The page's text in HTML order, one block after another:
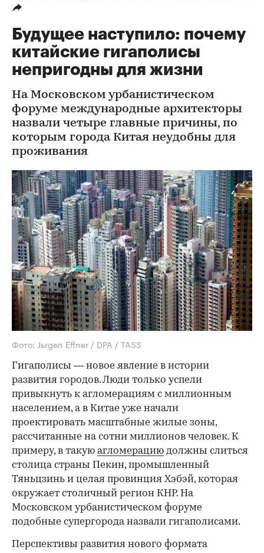
Будущее наступило: почему
китайские гигаполисы
непригодны для жизни
На Московском урбанистическом
форуме международные архитекторы
назвали четыре главные причины, по
которым города Китая неудобны для
проживания
Фото: Jьrgen Effner / DPA / TASS
Гигаполисы — новое явление в истории
развития городов. Люди только успели
привыкнуть к агломерациям с миллионным
населением, а в Китае уже начали
проектировать масштабные жилые зоны,
рассчитанные на сотни миллионов человек. К
примеру, в такую агломерацию должны слиться
столица страны Пекин, промышленный
Тяньцзинь и целая провинция Хэбэй, которая
окружает столичный регион КНР. На
Московском урбанистическом форуме
подобные супергорода назвали гигаполисами.
Перспективы развития нового формата